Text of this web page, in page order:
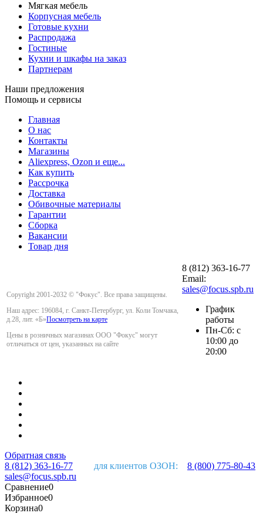
Мягкая мебель
Корпусная мебель
Готовые кухни
Распродажа
Гостиные
Кухни и шкафы на заказ
Партнерам
Наши предложения
Помощь и сервисы
Главная
О нас
Контакты
Магазины
Aliexpress, Ozon и еще...
Как купить
Рассрочка
Доставка
Обивочные материалы
Гарантии
Сборка
Вакансии
Товар дня
Copyright 2001-2032 © "Фокус". Все права защищены.
Наш адрес: 196084, г. Санкт-Петербург, ул. Коли Томчака,
д.28, лит. «Б»Посмотреть на карте
Цены в розничных магазинах ООО "Фокус" могут
отличаться от цен, указанных на сайте
8 (812) 363-16-77
Email:
sales@focus.spb.ru
График
работы
Пн-Сб: с
10:00 до
20:00
Обратная связь
8 (812) 363-16-77
для клиентов ОЗОН: 8 (800) 775-80-43
sales@focus.spb.ru
Сравнение0
Избранное0
Корзина0